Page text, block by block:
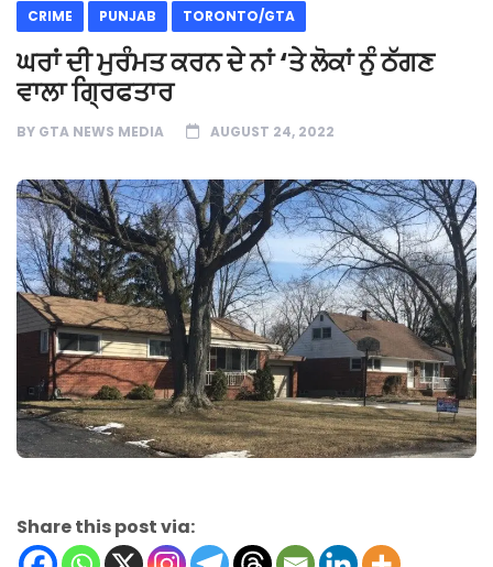
CRIME PUNJAB TORONTO/GTA
ਘਰਾਂ ਦੀ ਮੁਰੰਮਤ ਕਰਨ ਦੇ ਨਾਂ ‘ਤੇ ਲੋਕਾਂ ਨੁੰ ਠੱਗਣ
ਵਾਲਾ ਗ੍ਰਿਫਤਾਰ
BY GTA NEWS MEDIA AUGUST 24, 2022
Share this post via: